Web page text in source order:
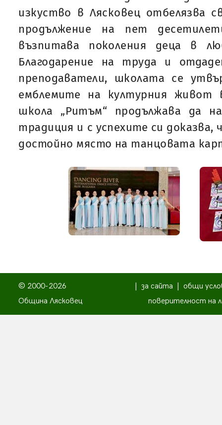
изкуство в Лясковец отбелязва
продължение на пет
възпитава поколения деца в
Благодарение на труда и
преподаватели, школата се
емблемите на културния живот
школа „Ритъм“ продължава да
традиция и с успехите си доказва,
достойно място на танцовата
© 2000-2026
Община Лясковец
за сайта
общи
поверителност на